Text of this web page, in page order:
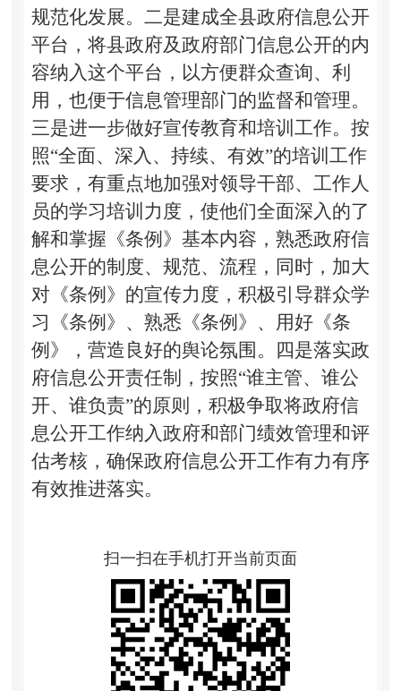
规范化发展。二是建成全县政府信息公开
平台，将县政府及政府部门信息公开的内
容纳入这个平台，以方便群众查询、利
用，也便于信息管理部门的监督和管理。
三是进一步做好宣传教育和培训工作。按
照“全面、深入、持续、有效”的培训工作
要求，有重点地加强对领导干部、工作人
员的学习培训力度，使他们全面深入的了
解和掌握《条例》基本内容，熟悉政府信
息公开的制度、规范、流程，同时，加大
对《条例》的宣传力度，积极引导群众学
习《条例》、熟悉《条例》、用好《条
例》，营造良好的舆论氛围。四是落实政
府信息公开责任制，按照“谁主管、谁公
开、谁负责”的原则，积极争取将政府信
息公开工作纳入政府和部门绩效管理和评
估考核，确保政府信息公开工作有力有序
有效推进落实。
扫一扫在手机打开当前页面